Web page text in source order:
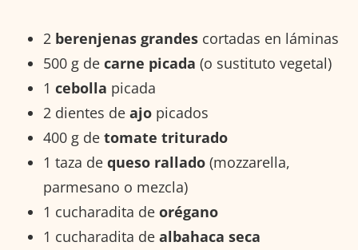
2 berenjenas grandes cortadas en láminas
500 g de carne picada (o sustituto vegetal)
1 cebolla picada
2 dientes de ajo picados
400 g de tomate triturado
1 taza de queso rallado (mozzarella,
parmesano o mezcla)
1 cucharadita de orégano
1 cucharadita de albahaca seca